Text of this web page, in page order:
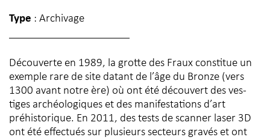
Type : Archivage
Découverte en 1989, la grotte des Fraux constitue un
exemple rare de site datant de l’âge du Bronze (vers
1300 avant notre ère) où ont été découvert des ves-
tiges archéologiques et des manifestations d’art
préhistorique. En 2011, des tests de scanner laser 3D
ont été effectués sur plusieurs secteurs gravés et ont